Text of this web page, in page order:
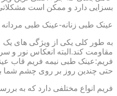
بسزایی دارد و ممکن است مشکلاتی
عینک طبی زنانه-عینک طبی مردانه
به طور کلی یکی از ویژگی های
مقاومت کند.البته انعکاس نور و
فریم:عینک طبی نیمه فریم قاب
حتی چندین روز بر روی چشم شما
فریم انواع مختلفی دارد که به